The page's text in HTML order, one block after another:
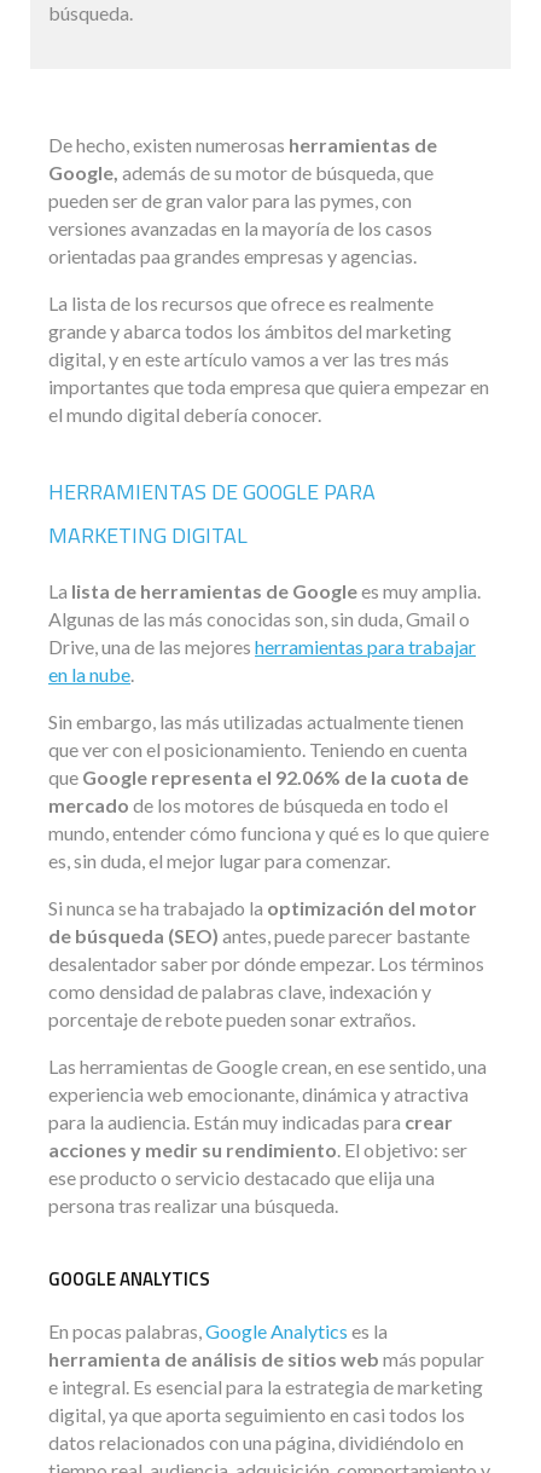
búsqueda.
De hecho, existen numerosas herramientas de
Google, además de su motor de búsqueda, que
pueden ser de gran valor para las pymes, con
versiones avanzadas en la mayoría de los casos
orientadas paa grandes empresas y agencias.
La lista de los recursos que ofrece es realmente
grande y abarca todos los ámbitos del marketing
digital, y en este artículo vamos a ver las tres más
importantes que toda empresa que quiera empezar en
el mundo digital debería conocer.
HERRAMIENTAS DE GOOGLE PARA
MARKETING DIGITAL
La lista de herramientas de Googlees muy amplia.
Algunas de las más conocidas son, sin duda, Gmail o
Drive, una de las mejores herramientas para trabajar
en la nube.
Sin embargo, las más utilizadas actualmente tienen
que ver con el posicionamiento. Teniendo en cuenta
que Google representa el 92.06% de la cuota de
mercado de los motores de búsqueda en todo el
mundo, entender cómo funciona y qué es lo que quiere
es, sin duda, el mejor lugar para comenzar.
Si nunca se ha trabajado la optimización del motor
de búsqueda (SEO) antes, puede parecer bastante
desalentador saber por dónde empezar. Los términos
como densidad de palabras clave, indexación y
porcentaje de rebote pueden sonar extraños.
Las herramientas de Google crean, en ese sentido, una
experiencia web emocionante, dinámica y atractiva
para la audiencia. Están muy indicadas para crear
acciones y medir su rendimiento. El objetivo: ser
ese producto o servicio destacado que elija una
persona tras realizar una búsqueda.
GOOGLE ANALYTICS
En pocas palabras,Google Analytics es la
herramienta de análisis de sitios web más popular
e integral. Es esencial para la estrategia de marketing
digital, ya que aporta seguimiento en casi todos los
datos relacionados con una página, dividiéndolo en